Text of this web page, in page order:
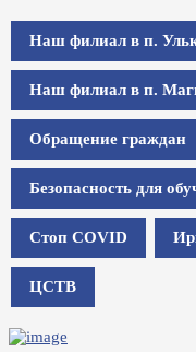
Наш филиал в п.
Наш филиал в п.
Обращение граждан
Безопасность для
Стоп COVID
ЦСТВ